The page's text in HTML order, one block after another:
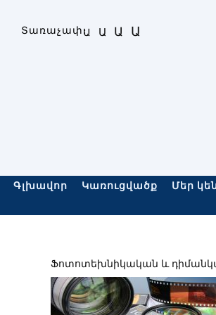
Տառաչափ։Ա Ա Ա Ա
Գլխավոր Կառուցվածք Մեր
Ֆոտոտեխնիկական և